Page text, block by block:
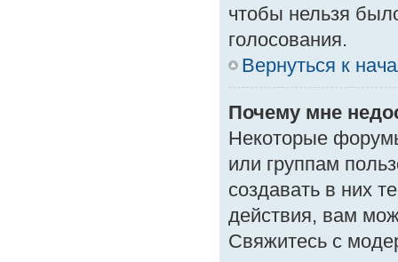
чтобы нельзя
голосования.
Вернуться к
Почему мне
Некоторые
или группам
создавать в них
действия, вам
Свяжитесь с